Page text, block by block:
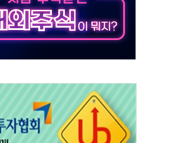
지수는 나흘 연속 최고치